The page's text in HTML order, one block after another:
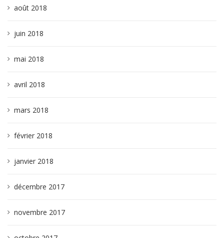
août 2018
juin 2018
mai 2018
avril 2018
mars 2018
février 2018
janvier 2018
décembre 2017
novembre 2017